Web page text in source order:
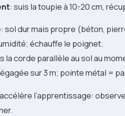
: suis la toupie à 10-20 cm,
: sol dur mais propre (béton,
échauffe le poignet.
la corde parallèle au sol au
sur 3 m; pointe métal =
l’apprentissage: